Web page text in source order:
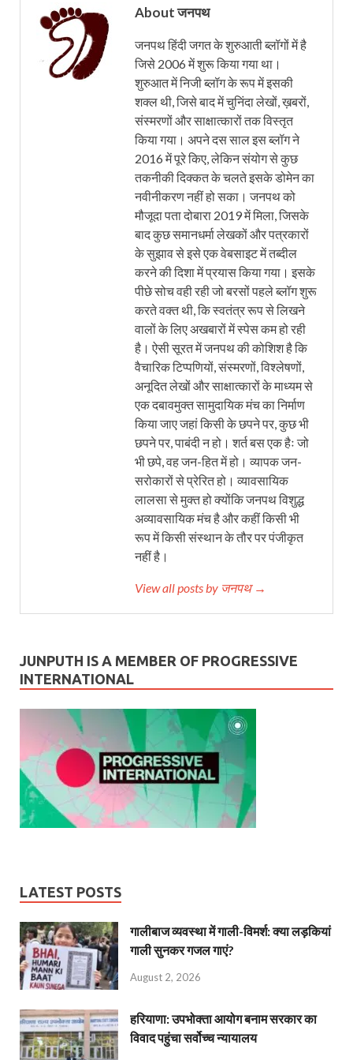
About जनपथ
जनपथ हिंदी जगत के शुरुआती ब्लॉगों में है
जिसे 2006 में शुरू किया गया था।
शुरुआत में निजी ब्लॉग के रूप में इसकी
शक्ल थी, जिसे बाद में चुनिंदा लेखों, ख़बरों,
संस्मरणों और साक्षात्कारों तक विस्तृत
किया गया। अपने दस साल इस ब्लॉग ने
2016 में पूरे किए, लेकिन संयोग से कुछ
तकनीकी दिक्कत के चलते इसके डोमेन का
नवीनीकरण नहीं हो सका। जनपथ को
मौजूदा पता दोबारा 2019 में मिला, जिसके
बाद कुछ समानधर्मा लेखकों और पत्रकारों
के सुझाव से इसे एक वेबसाइट में तब्दील
करने की दिशा में प्रयास किया गया। इसके
पीछे सोच वही रही जो बरसों पहले ब्लॉग शुरू
करते वक्त थी, कि स्वतंत्र रूप से लिखने
वालों के लिए अखबारों में स्पेस कम हो रही
है। ऐसी सूरत में जनपथ की कोशिश है कि
वैचारिक टिप्पणियों, संस्मरणों, विश्लेषणों,
अनूदित लेखों और साक्षात्कारों के माध्यम से
एक दबावमुक्त सामुदायिक मंच का निर्माण
किया जाए जहां किसी के छपने पर, कुछ भी
छपने पर, पाबंदी न हो। शर्त बस एक हैः जो
भी छपे, वह जन-हित में हो। व्यापक जन-
सरोकारों से प्रेरित हो। व्यावसायिक
लालसा से मुक्त हो क्योंकि जनपथ विशुद्ध
अव्यावसायिक मंच है और कहीं किसी भी
रूप में किसी संस्थान के तौर पर पंजीकृत
नहीं है।
View all posts by जनपथ →
JUNPUTH IS A MEMBER OF PROGRESSIVE
INTERNATIONAL
LATEST POSTS
गालीबाज व्‍यवस्‍था में गाली-विमर्श: क्या लड़कियां
गाली सुनकर गजल गाएं?
August 2, 2026
हरियाणा: उपभोक्ता आयोग बनाम सरकार का
विवाद पहुंचा सर्वोच्च न्यायालय